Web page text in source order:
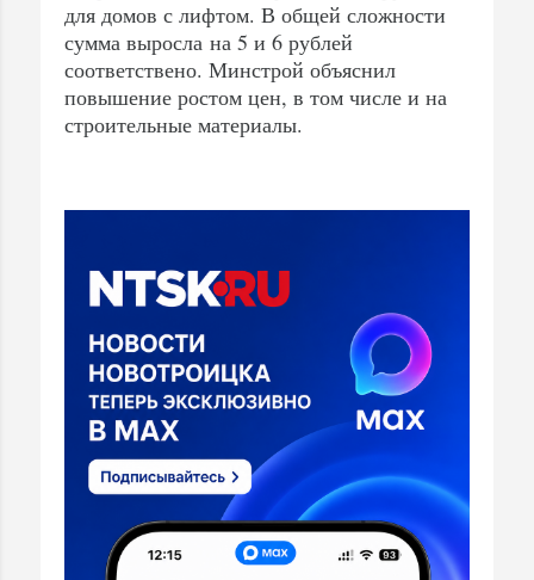
для домов с лифтом. В общей сложности
сумма выросла на 5 и 6 рублей
соответствено. Минстрой объяснил
повышение ростом цен, в том числе и на
строительные материалы.